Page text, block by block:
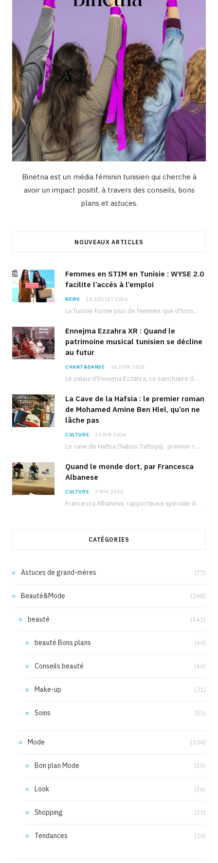
Binetna est un média féminin tunisien qui cherche à
avoir un impact positif, à travers des conseils, bons
plans et astuces.
NOUVEAUX ARTICLES
Femmes en STIM en Tunisie : WYSE 2.0
facilite l’accès à l’emploi
NEWS 15 JUILLET 2026
La Tunisie forme plus de femmes que d’hommes dans les filières scientifiques. Pourtant, pour beaucoup…
Ennejma Ezzahra XR : Quand le
patrimoine musical tunisien se décline
au futur
CHANT&DANSE 16 JUIN 2026
Le palais d’Ennejma Ezzahra, ce sanctuaire de la musique tunisienne et méditerranéenne construit par le…
La Cave de la Hafsia : le premier roman
de Mohamed Amine Ben Hlel, qu’on ne
lâche pas
CULTURE 15 MAI 2026
Le cave de Hafisa (9abou 7afisiya), premier roman du journaliste tunisien Mohamed Amine Ben Hlel,…
Quand le monde dort, par Francesca
Albanese
CULTURE 7 MAI 2026
Francesca Albanese, rapporteuse spéciale de l’ONU sur les territoires palestiniens occupés, était à Tunis pour…
CATÉGORIES
Astuces de grand-mères (77)
Beauté&Mode (248)
beauté (141)
beauté Bons plans (44)
Conseils beauté (44)
Make-up (21)
Soins (51)
Mode (104)
Bon plan Mode (30)
Look (36)
Shopping (33)
Tendances (24)